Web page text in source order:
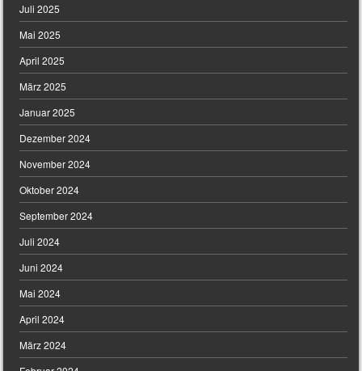
Juli 2025
Mai 2025
April 2025
März 2025
Januar 2025
Dezember 2024
November 2024
Oktober 2024
September 2024
Juli 2024
Juni 2024
Mai 2024
April 2024
März 2024